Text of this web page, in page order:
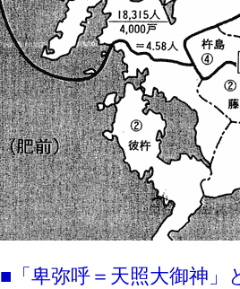
■「卑弥呼＝天照大御神